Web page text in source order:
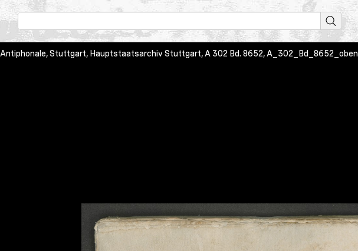
Antiphonale, Stuttgart, Hauptstaatsarchiv Stuttgart, A 302 Bd. 8652, A_302_Bd_8652_oben